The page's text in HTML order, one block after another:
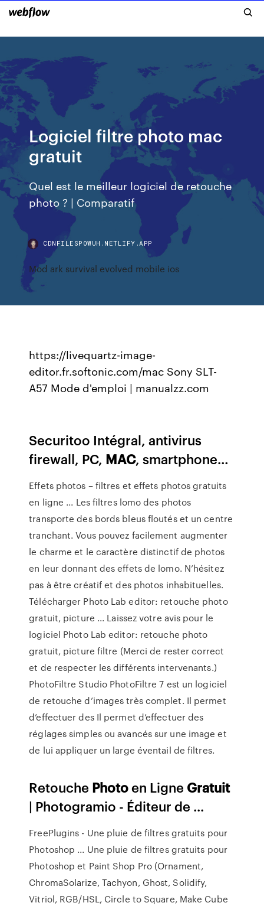
Logiciel filtre photo mac
gratuit
Quel est le meilleur logiciel de retouche
photo ? | Comparatif
CDNFILESPOWUH.NETLIFY.APP
Mod ark survival evolved mobile ios
https://livequartz-image-
editor.fr.softonic.com/mac Sony SLT-
A57 Mode d'emploi | manualzz.com
Securitoo Intégral, antivirus
firewall, PC, MAC, smartphone…
Effets photos – filtres et effets photos gratuits
en ligne ... Les filtres lomo des photos
transporte des bords bleus floutés et un centre
tranchant. Vous pouvez facilement augmenter
le charme et le caractère distinctif de photos
en leur donnant des effets de lomo. N’hésitez
pas à être créatif et des photos inhabituelles.
Télécharger Photo Lab editor: retouche photo
gratuit, picture ... Laissez votre avis pour le
logiciel Photo Lab editor: retouche photo
gratuit, picture filtre (Merci de rester correct
et de respecter les différents intervenants.)
PhotoFiltre Studio PhotoFiltre 7 est un logiciel
de retouche d’images très complet. Il permet
d’effectuer des Il permet d’effectuer des
réglages simples ou avancés sur une image et
de lui appliquer un large éventail de filtres.
Retouche Photoen Ligne Gratuit
| Photogramio - Éditeur de ...
FreePlugins - Une pluie de filtres gratuits pour
Photoshop ... Une pluie de filtres gratuits pour
Photoshop et Paint Shop Pro (Ornament,
ChromaSolarize, Tachyon, Ghost, Solidify,
Vitriol, RGB/HSL, Circle to Square, Make Cube